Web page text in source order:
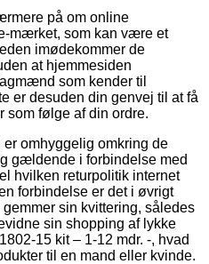
på om online
mærket, som kan være et
imødekommer de
at hjemmesiden
som kender til
er desuden din genvej til at få
som følge af din ordre.
omhyggelig omkring de
gældende i forbindelse med
hvilken returpolitik internet
forbindelse er det i øvrigt
sin kvittering, således
sin shopping af lykke
15 kit – 1-12 mdr. -, hvad
til en mand eller kvinde.